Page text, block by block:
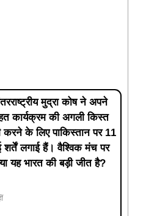
मुद्रा कोष ने अपने
कार्यक्रम की अगली किस्त
करने के लिए पाकिस्तान पर 11
शर्तें लगाई हैं। वैश्विक मंच पर
यह भारत की बड़ी जीत है?